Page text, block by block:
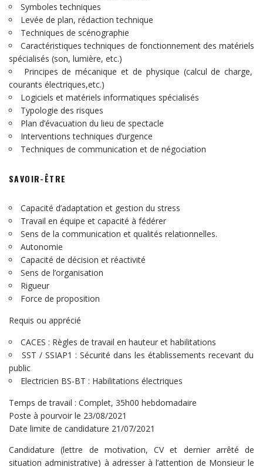
Symboles techniques
Levée de plan, rédaction technique
Techniques de scénographie
Caractéristiques techniques de fonctionnement des matériels
spécialisés (son, lumière, etc.)
Principes de mécanique et de physique (calcul de charge,
courants électriques,etc.)
Logiciels et matériels informatiques spécialisés
Typologie des risques
Plan d’évacuation du lieu de spectacle
Interventions techniques d’urgence
Techniques de communication et de négociation
SAVOIR-ÊTRE
Capacité d’adaptation et gestion du stress
Travail en équipe et capacité à fédérer
Sens de la communication et qualités relationnelles.
Autonomie
Capacité de décision et réactivité
Sens de l’organisation
Rigueur
Force de proposition
Requis ou apprécié
CACES : Règles de travail en hauteur et habilitations
SST / SSIAP1 : Sécurité dans les établissements recevant du
public
Electricien BS-BT : Habilitations électriques
Temps de travail : Complet, 35h00 hebdomadaire
Poste à pourvoir le 23/08/2021
Date limite de candidature 21/07/2021
Candidature (lettre de motivation, CV et dernier arrêté de
situation administrative) à adresser à l’attention de Monsieur le